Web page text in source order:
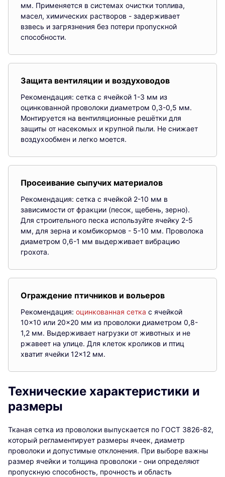
мм. Применяется в системах очистки топлива,
масел, химических растворов - задерживает
взвесь и загрязнения без потери пропускной
способности.
Защита вентиляции и воздуховодов
Рекомендация: сетка с ячейкой 1-3 мм из
оцинкованной проволоки диаметром 0,3-0,5 мм.
Монтируется на вентиляционные решётки для
защиты от насекомых и крупной пыли. Не снижает
воздухообмен и легко моется.
Просеивание сыпучих материалов
Рекомендация: сетка с ячейкой 2-10 мм в
зависимости от фракции (песок, щебень, зерно).
Для строительного песка используйте ячейку 2-5
мм, для зерна и комбикормов - 5-10 мм. Проволока
диаметром 0,6-1 мм выдерживает вибрацию
грохота.
Ограждение птичников и вольеров
Рекомендация: оцинкованная сетка с ячейкой
10×10 или 20×20 мм из проволоки диаметром 0,8-
1,2 мм. Выдерживает нагрузки от животных и не
ржавеет на улице. Для клеток кроликов и птиц
хватит ячейки 12×12 мм.
Технические характеристики и
размеры
Тканая сетка из проволоки выпускается по ГОСТ 3826-82,
который регламентирует размеры ячеек, диаметр
проволоки и допустимые отклонения. При выборе важны
размер ячейки и толщина проволоки - они определяют
пропускную способность, прочность и область